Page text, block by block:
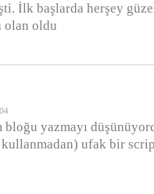
İlk başlarda herşey
olan oldu
yazmayı
ufak bir